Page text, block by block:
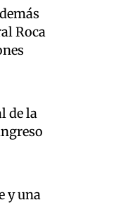
Roca
de la
y una